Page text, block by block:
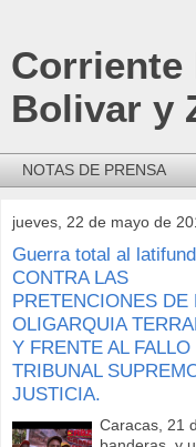
Corriente
Bolivar y
jueves, 22 de mayo de
Guerra total al
CONTRA LAS
PRETENCIONES DE
OLIGARQUIA
Y FRENTE AL FALLO
TRIBUNAL
JUSTICIA.
Caracas, 21